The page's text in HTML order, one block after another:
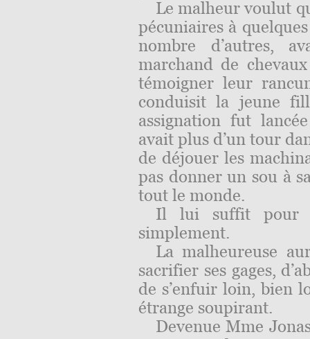
Le malheur voulut
pécuniaires à
nombre d’autres,
marchand de
témoigner leur
conduisit la jeune
assignation fut
avait plus d’un tour
de déjouer les
pas donner un sou à
tout le monde.
Il lui suffit pour
simplement.
La malheureuse
sacrifier ses gages,
de s’enfuir loin, bien
étrange soupirant.
Devenue Mme